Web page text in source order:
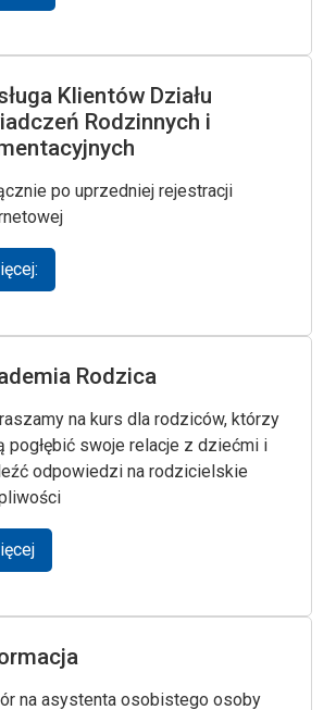
Klientów Działu
Rodzinnych i
po uprzedniej rejestracji
Rodzica
na kurs dla rodziców, którzy
pogłębić swoje relacje z dziećmi i
odpowiedzi na rodzicielskie
na asystenta osobistego osoby